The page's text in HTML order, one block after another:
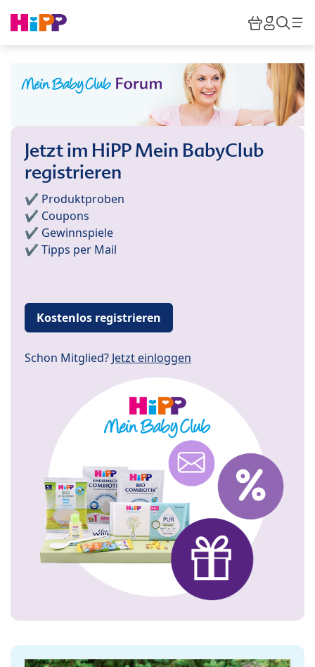
HiPP
Jetzt im HiPP Mein BabyClub
registrieren
✔️ Produktproben
✔️ Coupons
✔️ Gewinnspiele
✔️ Tipps per Mail
Kostenlos registrieren
Schon Mitglied? Jetzt einloggen